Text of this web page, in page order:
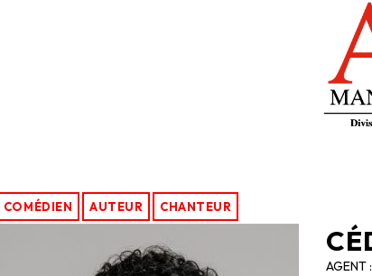
COMÉDIEN AUTEUR CHANTEUR
AGENT